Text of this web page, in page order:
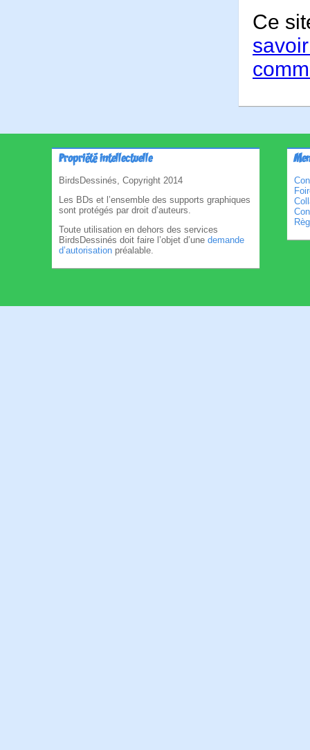
Ce
Propriété intellectuelle
BirdsDessinés, Copyright 2014
Les BDs et l’ensemble des supports graphiques
sont protégés par droit d’auteurs.
Toute utilisation en dehors des services
BirdsDessinés doit faire l’objet d’une demande
d’autorisation préalable.